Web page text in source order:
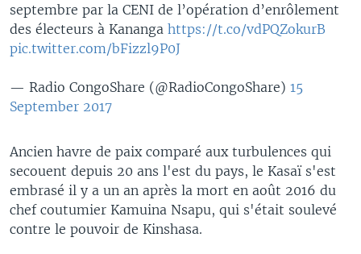
septembre par la CENI de l’opération d’enrôlement
des électeurs à Kananga https://t.co/vdPQZokurB
pic.twitter.com/bFizzl9P0J
— Radio CongoShare (@RadioCongoShare) 15
September 2017
Ancien havre de paix comparé aux turbulences qui
secouent depuis 20 ans l'est du pays, le Kasaï s'est
embrasé il y a un an après la mort en août 2016 du
chef coutumier Kamuina Nsapu, qui s'était soulevé
contre le pouvoir de Kinshasa.